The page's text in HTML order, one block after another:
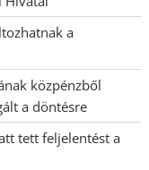
a
közpénzből
a döntésre
tett feljelentést a